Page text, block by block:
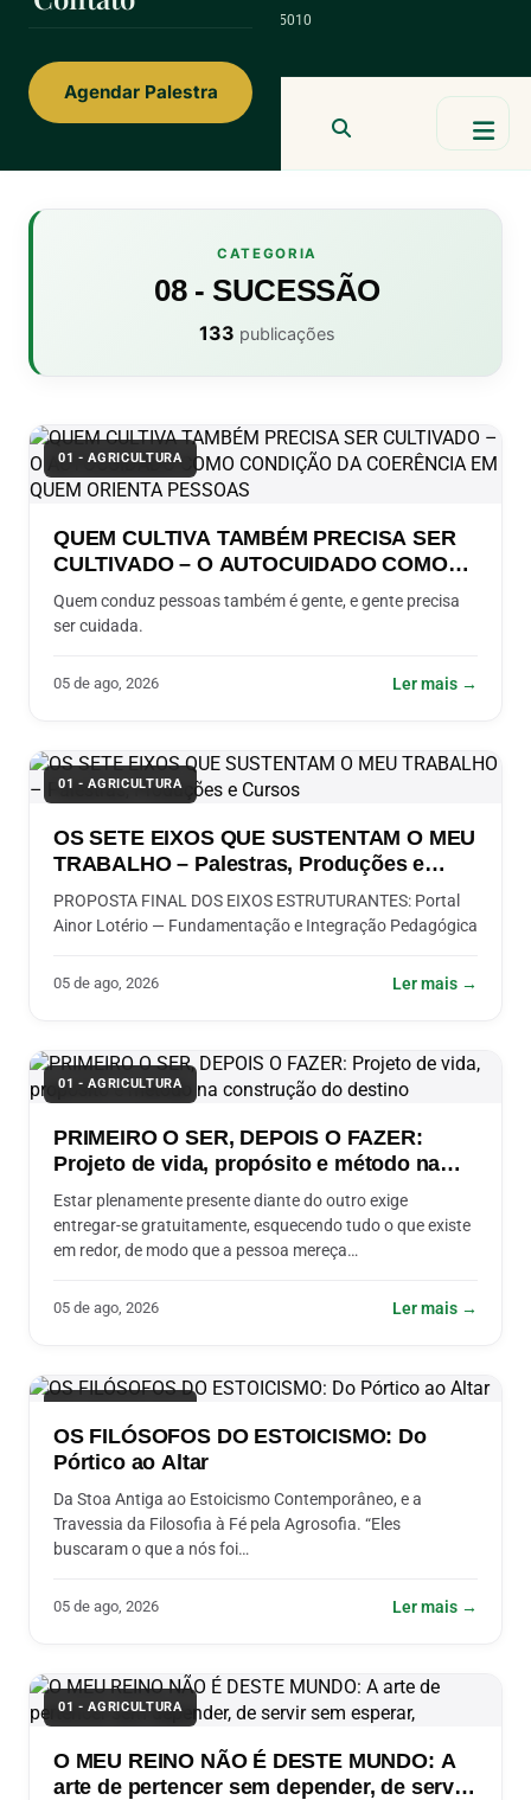
47 9 9967 5010
Ainor Lotério
Agendar Palestra
CATEGORIA
08 - SUCESSÃO
133 publicações
01 - AGRICULTURA
QUEM CULTIVA TAMBÉM PRECISA SER
CULTIVADO – O AUTOCUIDADO COMO
CONDIÇÃO DA COERÊNCIA EM QUEM
ORIENTA PESSOAS
Quem conduz pessoas também é gente, e gente precisa
ser cuidada.
05 de ago, 2026 Ler mais →
01 - AGRICULTURA
OS SETE EIXOS QUE SUSTENTAM O MEU
TRABALHO – Palestras, Produções e
Cursos
PROPOSTA FINAL DOS EIXOS ESTRUTURANTES: Portal
Ainor Lotério — Fundamentação e Integração Pedagógica
05 de ago, 2026 Ler mais →
01 - AGRICULTURA
PRIMEIRO O SER, DEPOIS O FAZER:
Projeto de vida, propósito e método na
construção do destino
Estar plenamente presente diante do outro exige
entregar-se gratuitamente, esquecendo tudo o que existe
em redor, de modo que a pessoa mereça…
05 de ago, 2026 Ler mais →
OS FILÓSOFOS DO ESTOICISMO: Do
Pórtico ao Altar
Da Stoa Antiga ao Estoicismo Contemporâneo, e a
Travessia da Filosofia à Fé pela Agrosofia. “Eles
buscaram o que a nós foi…
05 de ago, 2026 Ler mais →
01 - AGRICULTURA
O MEU REINO NÃO É DESTE MUNDO: A
arte de pertencer sem depender, de servir